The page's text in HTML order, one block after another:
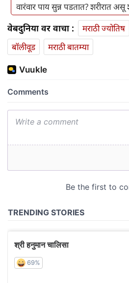
वारंवार पाय सुन्न पडतात? शरीरात
वेबदुनिया वर वाचा : मराठी ज्योतिष
बॉलीवूड
मराठी बातम्या